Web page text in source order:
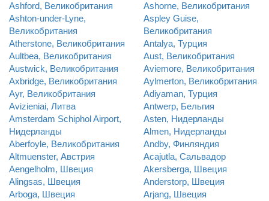
Ashford, Великобритания
Ashorne, Великобритания
Ashton-under-Lyne,
Великобритания
Aspley Guise,
Великобритания
Atherstone, Великобритания
Antalya, Турция
Aultbea, Великобритания
Aust, Великобритания
Austwick, Великобритания
Aviemore, Великобритания
Axbridge, Великобритания
Aylmerton, Великобритания
Ayr, Великобритания
Adiyaman, Турция
Avizieniai, Литва
Antwerp, Бельгия
Amsterdam Schiphol Airport,
Нидерланды
Asten, Нидерланды
Almen, Нидерланды
Aberfoyle, Великобритания
Andby, Финляндия
Altmuenster, Австрия
Acajutla, Сальвадор
Aengelholm, Швеция
Akersberga, Швеция
Alingsas, Швеция
Anderstorp, Швеция
Arboga, Швеция
Arjang, Швеция